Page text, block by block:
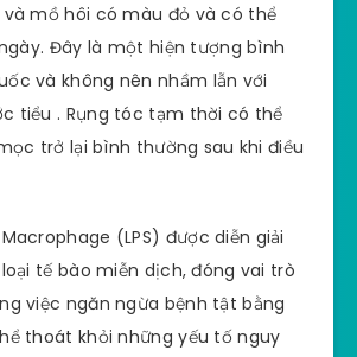
mồ hôi có màu đỏ và có thể
Đây là một hiện tượng bình
và không nên nhầm lẫn với
tiểu . Rụng tóc tạm thời có thể
trở lại bình thường sau khi điều
(LPS) được diễn giải
tế bào miễn dịch, đóng vai trò
việc ngăn ngừa bệnh tật bằng
thoát khỏi những yếu tố nguy